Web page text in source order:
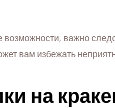
важно
вам избежать
на